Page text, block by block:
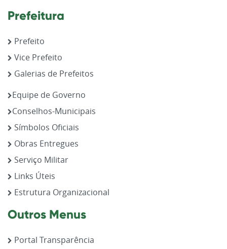
Prefeitura
Prefeito
Vice Prefeito
Galerias de Prefeitos
Equipe de Governo
Conselhos-Municipais
Símbolos Oficiais
Obras Entregues
Serviço Militar
Links Úteis
Estrutura Organizacional
Outros Menus
Portal Transparência